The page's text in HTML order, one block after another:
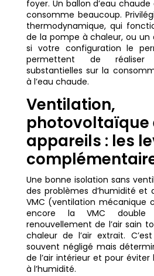
foyer. Un ballon d’eau
consomme beaucoup.
thermodynamique, qui
de la pompe à chaleur, ou
si votre configuration le
permettent de réaliser
substantielles sur la
à l’eau chaude.
Ventilation,
photovoltaïque
appareils : les
Une bonne isolation sans
des problèmes d’humidité et
VMC (ventilation mécanique
encore la VMC
renouvellement de l’air sain
chaleur de l’air extrait.
souvent négligé mais
de l’air intérieur et pour éviter
à l’humidité.